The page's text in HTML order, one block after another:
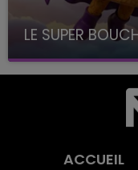
LE SUPER
avec La Famille
ACCUEIL